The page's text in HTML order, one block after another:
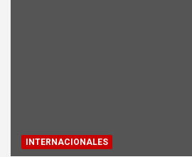
INTERNACIONALES